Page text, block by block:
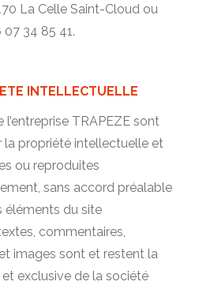
La Celle Saint-Cloud ou
34 85 41.
INTELLECTUELLE
TRAPEZE sont
la propriété intellectuelle et
ou reproduites
sans accord préalable
éléments du site
commentaires,
images sont et restent la
exclusive de la société